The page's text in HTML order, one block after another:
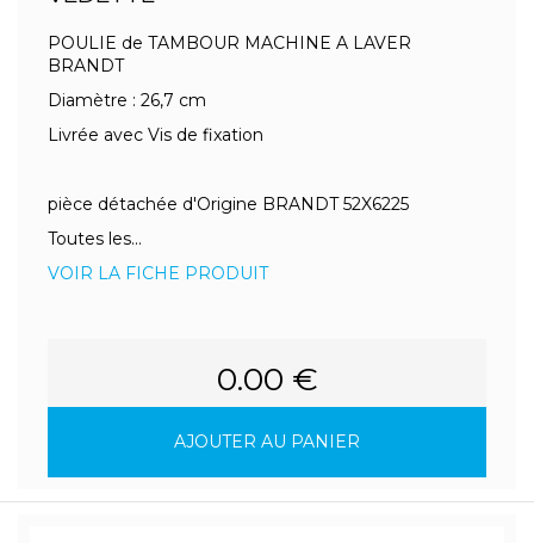
POULIE de TAMBOUR MACHINE A LAVER
BRANDT
Diamètre : 26,7 cm
Livrée avec Vis de fixation
pièce détachée d'Origine BRANDT 52X6225
Toutes les...
VOIR LA FICHE PRODUIT
0.00 €
AJOUTER AU PANIER